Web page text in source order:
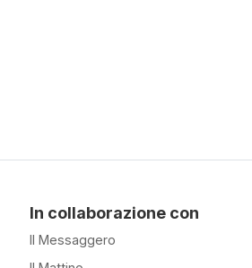
In collaborazione con
Il Messaggero